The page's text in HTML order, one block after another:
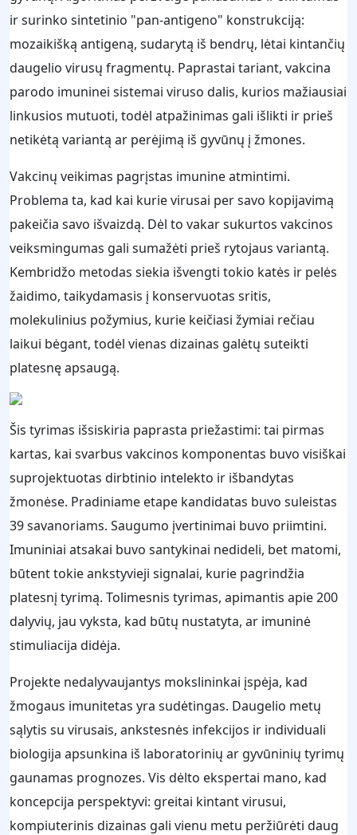
ir surinko sintetinio "pan-antigeno" konstrukciją:
mozaikišką antigeną, sudarytą iš bendrų, lėtai kintančių
daugelio virusų fragmentų. Paprastai tariant, vakcina
parodo imuninei sistemai viruso dalis, kurios mažiausiai
linkusios mutuoti, todėl atpažinimas gali išlikti ir prieš
netikėtą variantą ar perėjimą iš gyvūnų į žmones.
Vakcinų veikimas pagrįstas imunine atmintimi.
Problema ta, kad kai kurie virusai per savo kopijavimą
pakeičia savo išvaizdą. Dėl to vakar sukurtos vakcinos
veiksmingumas gali sumažėti prieš rytojaus variantą.
Kembridžo metodas siekia išvengti tokio katės ir pelės
žaidimo, taikydamasis į konservuotas sritis,
molekulinius požymius, kurie keičiasi žymiai rečiau
laikui bėgant, todėl vienas dizainas galėtų suteikti
platesnę apsaugą.
Šis tyrimas išsiskiria paprasta priežastimi: tai pirmas
kartas, kai svarbus vakcinos komponentas buvo visiškai
suprojektuotas dirbtinio intelekto ir išbandytas
žmonėse. Pradiniame etape kandidatas buvo suleistas
39 savanoriams. Saugumo įvertinimai buvo priimtini.
Imuniniai atsakai buvo santykinai nedideli, bet matomi,
būtent tokie ankstyvieji signalai, kurie pagrindžia
platesnį tyrimą. Tolimesnis tyrimas, apimantis apie 200
dalyvių, jau vyksta, kad būtų nustatyta, ar imuninė
stimuliacija didėja.
Projekte nedalyvaujantys mokslininkai įspėja, kad
žmogaus imunitetas yra sudėtingas. Daugelio metų
sąlytis su virusais, ankstesnės infekcijos ir individuali
biologija apsunkina iš laboratorinių ar gyvūninių tyrimų
gaunamas prognozes. Vis dėlto ekspertai mano, kad
koncepcija perspektyvi: greitai kintant virusui,
kompiuterinis dizainas gali vienu metu peržiūrėti daug